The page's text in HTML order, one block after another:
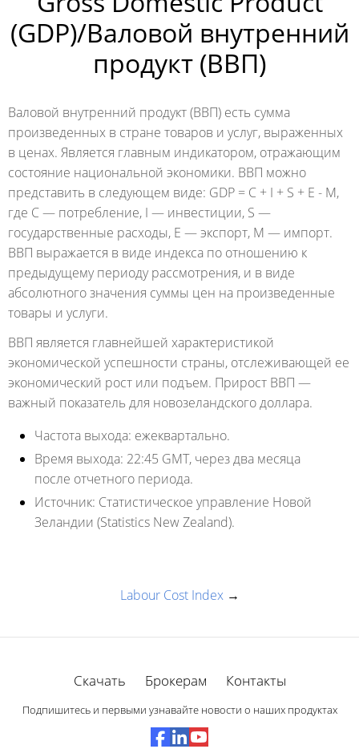
(GDP)/Валовой внутренний
продукт (ВВП)
Валовой внутренний продукт (ВВП) есть сумма
произведенных в стране товаров и услуг, выраженных
в ценах. Является главным индикатором, отражающим
состояние национальной экономики. ВВП можно
представить в следующем виде: GDP = C + I + S + E - M,
где С — потребление, I — инвестиции, S —
государственные расходы, E — экспорт, M — импорт.
ВВП выражается в виде индекса по отношению к
предыдущему периоду рассмотрения, и в виде
абсолютного значения суммы цен на произведенные
товары и услуги.
ВВП является главнейшей характеристикой
экономической успешности страны, отслеживающей ее
экономический рост или подъем. Прирост ВВП —
важный показатель для новозеландского доллара.
Частота выхода: ежеквартально.
Время выхода: 22:45 GMT, через два месяца
после отчетного периода.
Источник: Статистическое управление Новой
Зеландии (Statistics New Zealand).
Labour Cost Index →
Скачать Брокерам Контакты
Подпишитесь и первыми узнавайте новости о наших продуктах